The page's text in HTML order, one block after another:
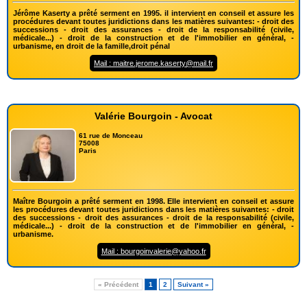
Jérôme Kaserty a prêté serment en 1995. il intervient en conseil et assure les
procédures devant toutes juridictions dans les matières suivantes: - droit des
successions - droit des assurances - droit de la responsabilité (civile,
médicale...) - droit de la construction et de l'immobilier en général, -
urbanisme, en droit de la famille,droit pénal
Mail : maitre.jerome.kaserty@mail.fr
Valérie Bourgoin - Avocat
61 rue de Monceau
75008
Paris
Maître Bourgoin a prêté serment en 1998. Elle intervient en conseil et assure
les procédures devant toutes juridictions dans les matières suivantes: - droit
des successions - droit des assurances - droit de la responsabilité (civile,
médicale...) - droit de la construction et de l'immobilier en général, -
urbanisme.
Mail : bourgoinvalerie@yahoo.fr
« Précédent 1 2 Suivant »